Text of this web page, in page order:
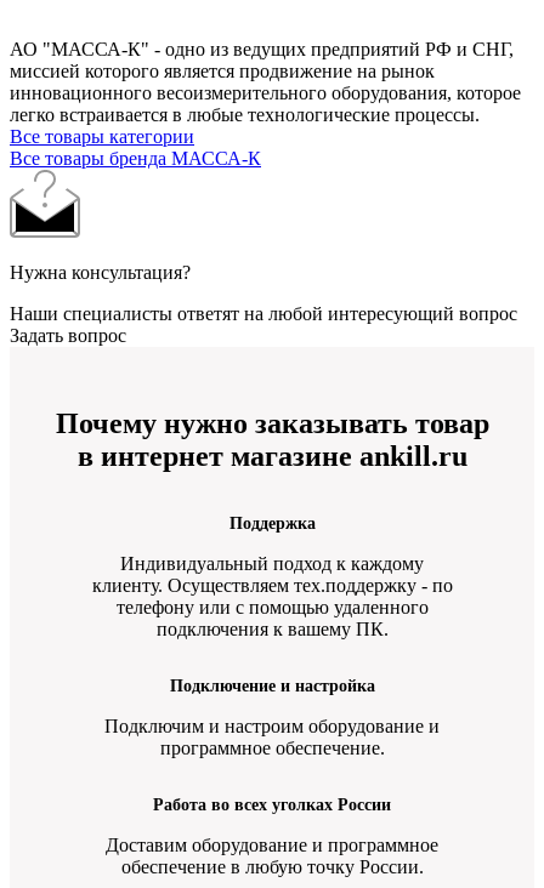
АО "МАССА-К" - одно из ведущих предприятий РФ и СНГ,
миссией которого является продвижение на рынок
инновационного весоизмерительного оборудования, которое
легко встраивается в любые технологические процессы.
Все товары категории
Все товары бренда МАССА-К
Нужна консультация?
Наши специалисты ответят на любой интересующий вопрос
Задать вопрос
Почему нужно заказывать товар
в интернет магазине ankill.ru
Поддержка
Индивидуальный подход к каждому
клиенту. Осуществляем тех.поддержку - по
телефону или с помощью удаленного
подключения к вашему ПК.
Подключение и настройка
Подключим и настроим оборудование и
программное обеспечение.
Работа во всех уголках России
Доставим оборудование и программное
обеспечение в любую точку России.